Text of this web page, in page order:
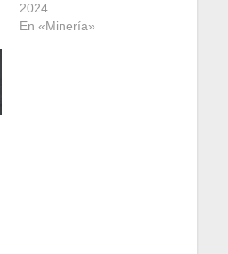
2024
En «Minería»